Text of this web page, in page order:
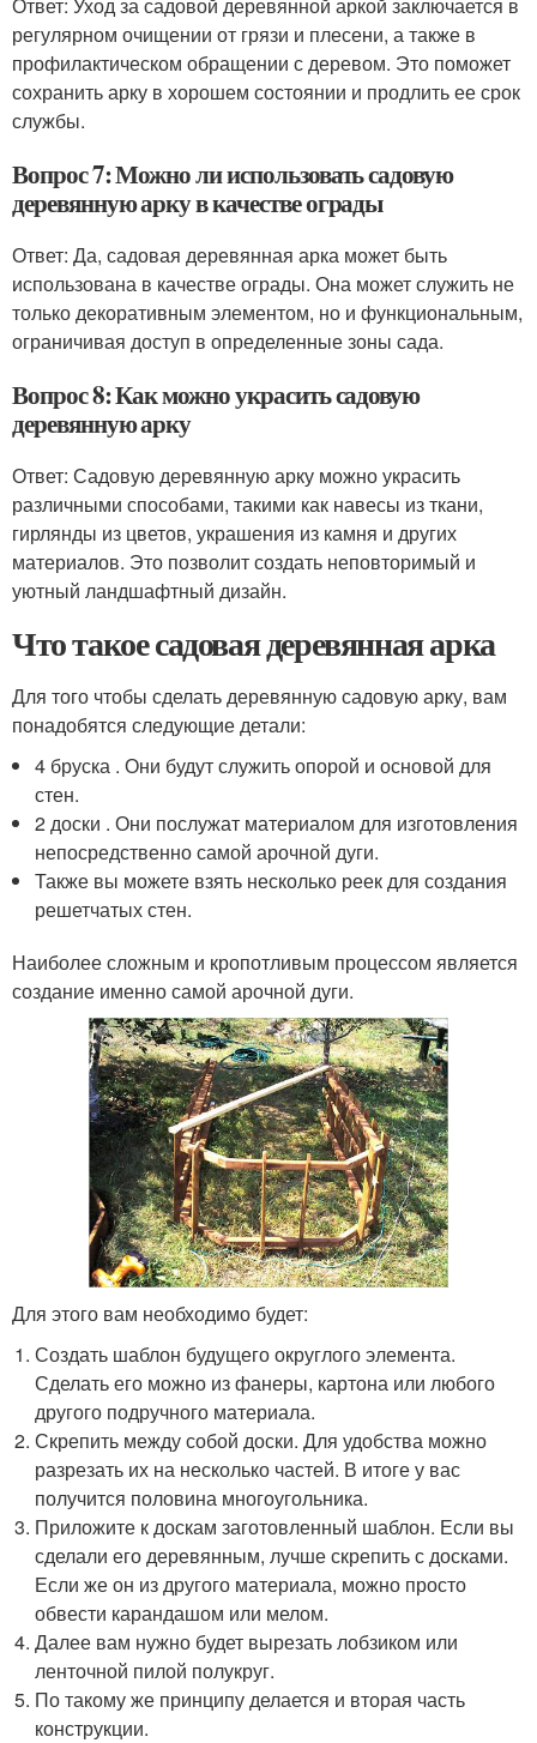
регулярном очищении от грязи и плесени, а также в
профилактическом обращении с деревом. Это поможет
сохранить арку в хорошем состоянии и продлить ее срок
службы.
Вопрос 7: Можно ли использовать садовую
деревянную арку в качестве ограды
Ответ: Да, садовая деревянная арка может быть
использована в качестве ограды. Она может служить не
только декоративным элементом, но и функциональным,
ограничивая доступ в определенные зоны сада.
Вопрос 8: Как можно украсить садовую
деревянную арку
Ответ: Садовую деревянную арку можно украсить
различными способами, такими как навесы из ткани,
гирлянды из цветов, украшения из камня и других
материалов. Это позволит создать неповторимый и
уютный ландшафтный дизайн.
Что такое садовая деревянная арка
Для того чтобы сделать деревянную садовую арку, вам
понадобятся следующие детали:
4 бруска . Они будут служить опорой и основой для
стен.
2 доски . Они послужат материалом для изготовления
непосредственно самой арочной дуги.
Также вы можете взять несколько реек для создания
решетчатых стен.
Наиболее сложным и кропотливым процессом является
создание именно самой арочной дуги.
Для этого вам необходимо будет:
Создать шаблон будущего округлого элемента.
Сделать его можно из фанеры, картона или любого
другого подручного материала.
Скрепить между собой доски. Для удобства можно
разрезать их на несколько частей. В итоге у вас
получится половина многоугольника.
Приложите к доскам заготовленный шаблон. Если вы
сделали его деревянным, лучше скрепить с досками.
Если же он из другого материала, можно просто
обвести карандашом или мелом.
Далее вам нужно будет вырезать лобзиком или
ленточной пилой полукруг.
По такому же принципу делается и вторая часть
конструкции.